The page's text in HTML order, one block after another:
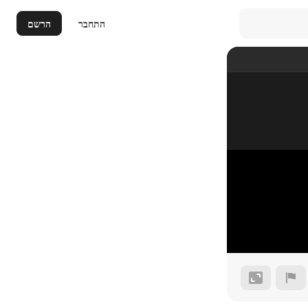
התחבר הרשם